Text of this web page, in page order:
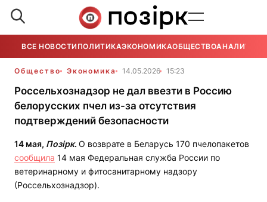
ВСЕ НОВОСТИ ПОЛИТИКАЭКОНОМИКАОБЩЕСТВОАНАЛИТИКА
Общество Экономика 14.05.2026 15:23
Россельхознадзор не дал ввезти в Россию
белорусских пчел из-за отсутствия
подтверждений безопасности
14 мая, Позірк. О возврате в Беларусь 170 пчелопакетов
сообщила 14 мая Федеральная служба России по
ветеринарному и фитосанитарному надзору
(Россельхознадзор).